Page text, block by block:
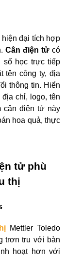
đại tích hợp
Cân điện tử có
số học trực tiếp
tên công ty, địa
thông tin. Hiển
chỉ, logo, tên
cân điện tử này
hoa quả, thực
tử phù
thị
Mettler Toledo
trơn tru với bàn
hoạt hơn với